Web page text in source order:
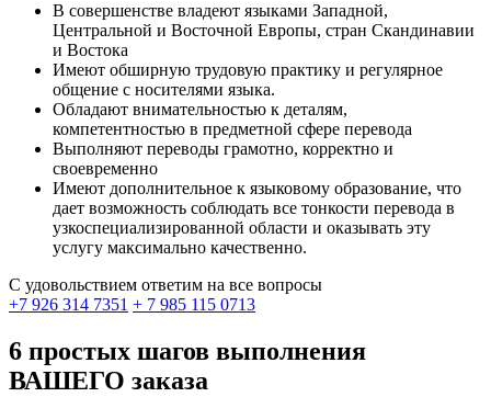
В совершенстве владеют языками Западной,
Центральной и Восточной Европы, стран Скандинавии
и Востока
Имеют обширную трудовую практику и регулярное
общение с носителями языка.
Обладают внимательностью к деталям,
компетентностью в предметной сфере перевода
Выполняют переводы грамотно, корректно и
своевременно
Имеют дополнительное к языковому образование, что
дает возможность соблюдать все тонкости перевода в
узкоспециализированной области и оказывать эту
услугу максимально качественно.
С удовольствием ответим на все вопросы
+7 926 314 7351 + 7 985 115 0713
6 простых шагов выполнения
ВАШЕГО заказа